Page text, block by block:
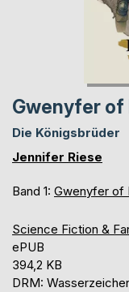
Gwenyfer of
Die Königsbrüder
Jennifer Riese
Band 1: Gwenyfer of
Science Fiction &
ePUB
394,2 KB
DRM: